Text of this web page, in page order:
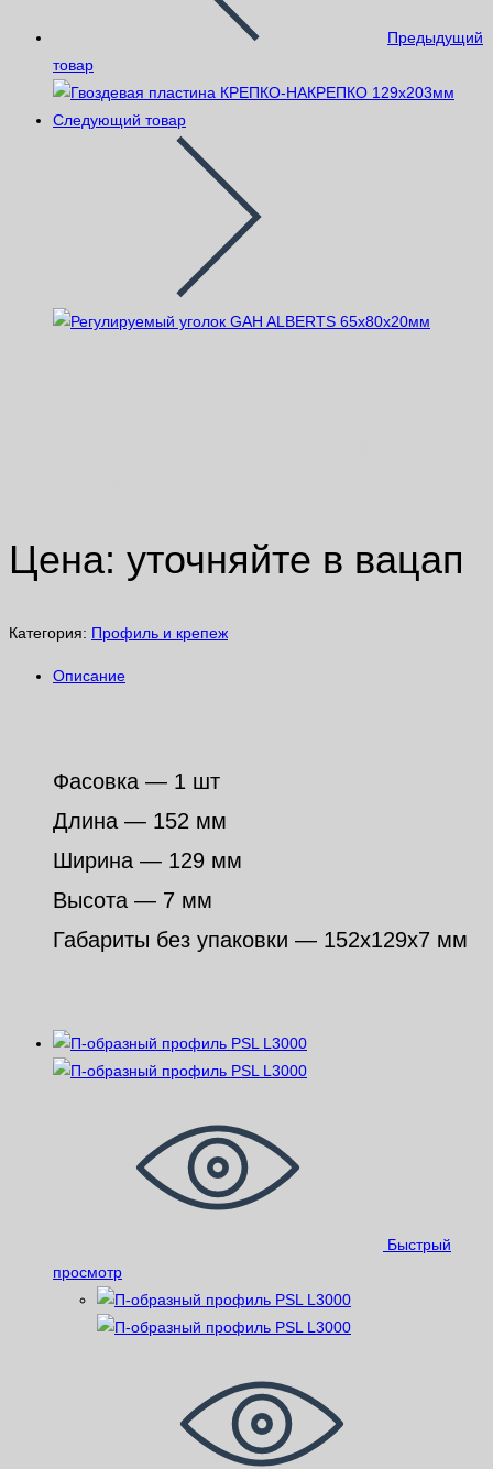
Предыдущий
товар
Следующий товар
Цена: уточняйте в вацап
Категория: Профиль и крепеж
Описание
Фасовка — 1 шт
Длина — 152 мм
Ширина — 129 мм
Высота — 7 мм
Габариты без упаковки — 152х129х7 мм
Быстрый
просмотр